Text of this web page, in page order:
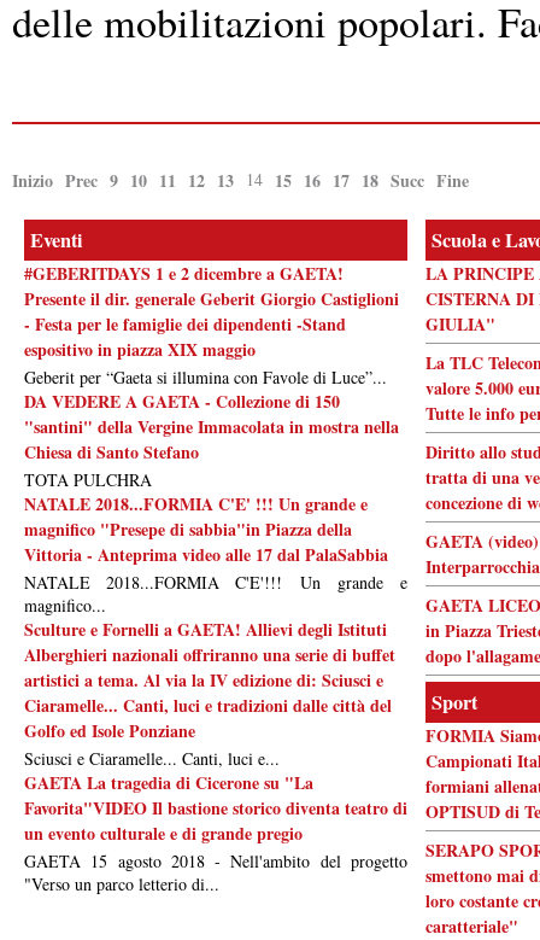
delle mobilitazioni popolari.
Inizio Prec 9 10 11 12 13 14 15 16 17 18 Succ Fine
Eventi
#GEBERITDAYS 1 e 2 dicembre a GAETA!
Presente il dir. generale Geberit Giorgio Castiglioni
- Festa per le famiglie dei dipendenti -Stand
espositivo in piazza XIX maggio
Geberit per “Gaeta si illumina con Favole di Luce”...
DA VEDERE A GAETA - Collezione di 150
"santini" della Vergine Immacolata in mostra nella
Chiesa di Santo Stefano
TOTA PULCHRA
NATALE 2018...FORMIA C'E' !!! Un grande e
magnifico "Presepe di sabbia"in Piazza della
Vittoria - Anteprima video alle 17 dal PalaSabbia
NATALE 2018...FORMIA C'E'!!! Un grande e
magnifico...
Sculture e Fornelli a GAETA! Allievi degli Istituti
Alberghieri nazionali offriranno una serie di buffet
artistici a tema. Al via la IV edizione di: Sciusci e
Ciaramelle... Canti, luci e tradizioni dalle città del
Golfo ed Isole Ponziane
Sciusci e Ciaramelle... Canti, luci e...
GAETA La tragedia di Cicerone su "La
Favorita"VIDEO Il bastione storico diventa teatro di
un evento culturale e di grande pregio
GAETA 15 agosto 2018 - Nell'ambito del progetto
"Verso un parco letterio di...
Scuola e
LA PRINCIPE
CISTERNA
GIULIA"
La TLC
valore 5.000
Tutte le info
Diritto allo
tratta di una
concezione di
GAETA
GAETA
in Piazza
dopo
Sport
FORMIA
Campionati
formiani
OPTISUD di
SERAPO
smettono mai
loro costante
caratteriale"